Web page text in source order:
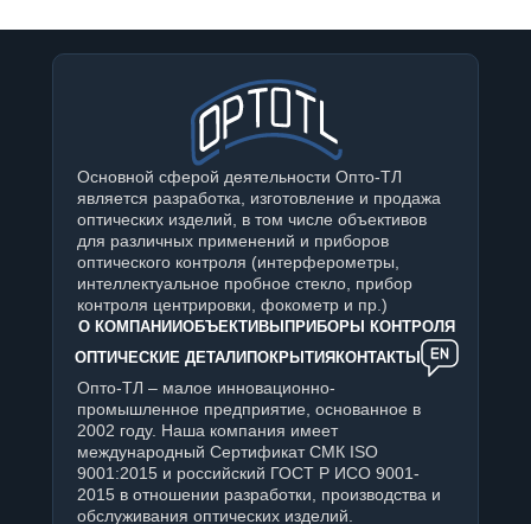
Основной сферой деятельности Опто-ТЛ
является разработка, изготовление и продажа
оптических изделий, в том числе объективов
для различных применений и приборов
оптического контроля (интерферометры,
интеллектуальное пробное стекло, прибор
контроля центрировки, фокометр и пр.)
О КОМПАНИИОБЪЕКТИВЫ ПРИБОРЫ КОНТРОЛЯ
ОПТИЧЕСКИЕ ДЕТАЛИ ПОКРЫТИЯ КОНТАКТЫ
Опто-ТЛ – малое инновационно-
промышленное предприятие, основанное в
2002 году. Наша компания имеет
международный Сертификат СМК ISO
9001:2015 и российский ГОСТ Р ИСО 9001-
2015 в отношении разработки, производства и
обслуживания оптических изделий.